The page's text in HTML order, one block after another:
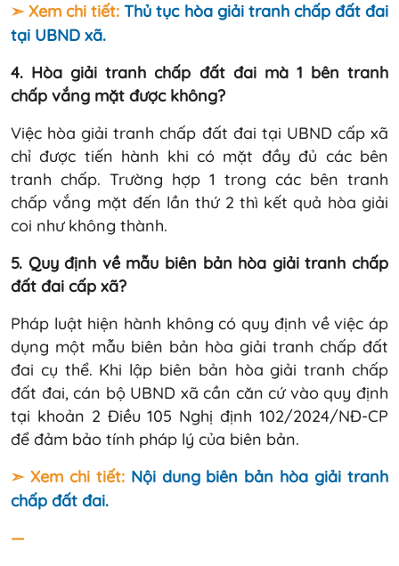
➣ Xem chi tiết:Thủ tục hòa giải tranh chấp đất đai
tại UBND xã.
4. Hòa giải tranh chấp đất đai mà 1 bên tranh
chấp vắng mặt được không?
Việc hòa giải tranh chấp đất đai tại UBND cấp xã
chỉ được tiến hành khi có mặt đầy đủ các bên
tranh chấp. Trường hợp 1 trong các bên tranh
chấp vắng mặt đến lần thứ 2 thì kết quả hòa giải
coi như không thành.
5. Quy định về mẫu biên bản hòa giải tranh chấp
đất đai cấp xã?
Pháp luật hiện hành không có quy định về việc áp
dụng một mẫu biên bản hòa giải tranh chấp đất
đai cụ thể. Khi lập biên bản hòa giải tranh chấp
đất đai, cán bộ UBND xã cần căn cứ vào quy định
tại khoản 2 Điều 105 Nghị định 102/2024/NĐ-CP
để đảm bảo tính pháp lý của biên bản.
➣ Xem chi tiết: Nội dung biên bản hòa giải tranh
chấp đất đai.
—